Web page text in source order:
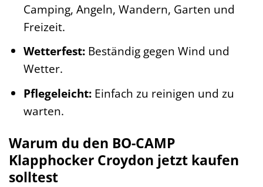
Camping, Angeln, Wandern, Garten und
Freizeit.
Wetterfest:Beständig gegen Wind und
Wetter.
Pflegeleicht:Einfach zu reinigen und zu
warten.
Warum du den BO-CAMP
Klapphocker Croydon jetzt kaufen
solltest